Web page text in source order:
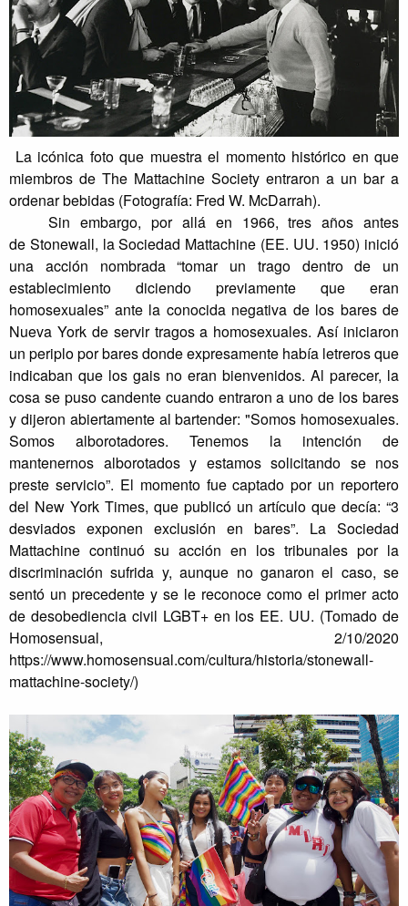
La icónica foto que muestra el momento histórico en que
miembros de The Mattachine Society entraron a un bar a
ordenar bebidas (Fotografía: Fred W. McDarrah).
Sin embargo, por allá en 1966, tres años antes
de Stonewall, la Sociedad Mattachine (EE. UU. 1950) inició
una acción nombrada “tomar un trago dentro de un
establecimiento diciendo previamente que eran
homosexuales” ante la conocida negativa de los bares de
Nueva York de servir tragos a homosexuales. Así iniciaron
un periplo por bares donde expresamente había letreros que
indicaban que los gais no eran bienvenidos. Al parecer, la
cosa se puso candente cuando entraron a uno de los bares
y dijeron abiertamente al bartender: "Somos homosexuales.
Somos alborotadores. Tenemos la intención de
mantenernos alborotados y estamos solicitando se nos
preste servicio”. El momento fue captado por un reportero
del New York Times, que publicó un artículo que decía: “3
desviados exponen exclusión en bares”. La Sociedad
Mattachine continuó su acción en los tribunales por la
discriminación sufrida y, aunque no ganaron el caso, se
sentó un precedente y se le reconoce como el primer acto
de desobediencia civil LGBT+ en los EE. UU. (Tomado de
Homosensual, 2/10/2020
https://www.homosensual.com/cultura/historia/stonewall-
mattachine-society/)